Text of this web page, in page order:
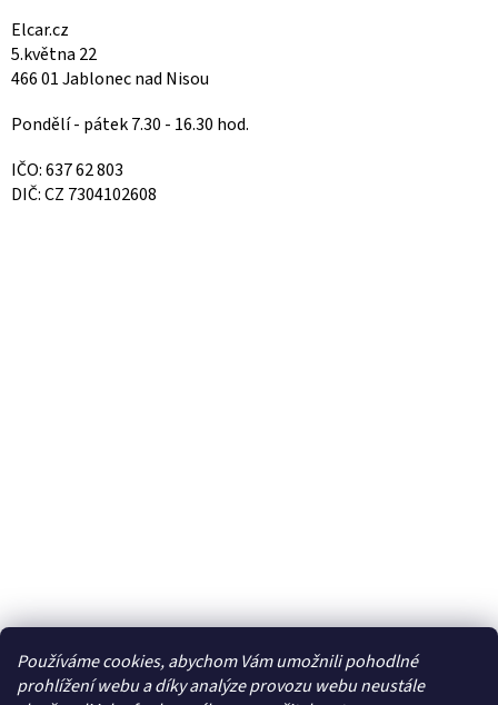
Používáme cookies, abychom Vám umožnili pohodlné
prohlížení webu a díky analýze provozu webu neustále
Elcar.cz
5.května 22
466 01 Jablonec nad Nisou
Pondělí - pátek 7.30 - 16.30 hod.
IČO: 637 62 803
DIČ: CZ 7304102608
Facebook